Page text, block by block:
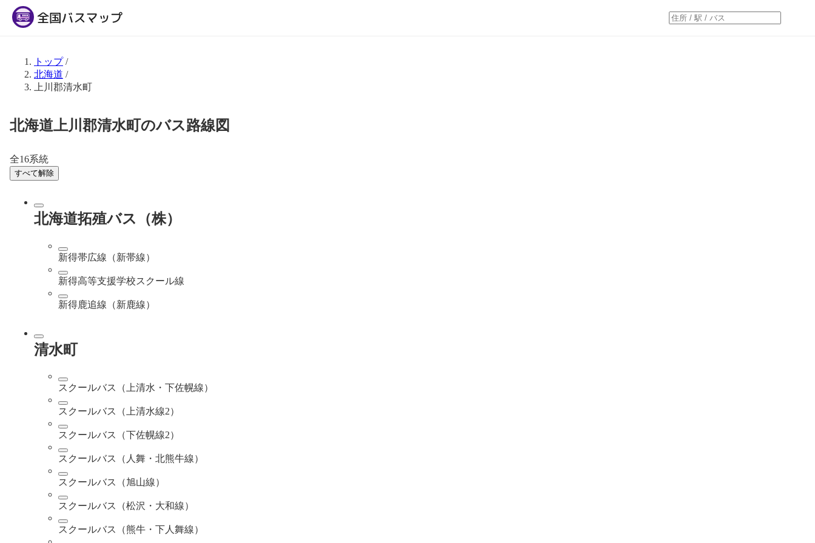
トップ/
北海道 /
上川郡清水町
北海道上川郡清水町のバス路線図
全16系統
すべて解除
北海道拓殖バス（株）
新得帯広線（新帯線）
新得高等支援学校スクール線
新得鹿追線（新鹿線）
清水町
スクールバス（上清水・下佐幌線）
スクールバス（上清水線2）
スクールバス（下佐幌線2）
スクールバス（人舞・北熊牛線）
スクールバス（旭山線）
スクールバス（松沢・大和線）
スクールバス（熊牛・下人舞線）